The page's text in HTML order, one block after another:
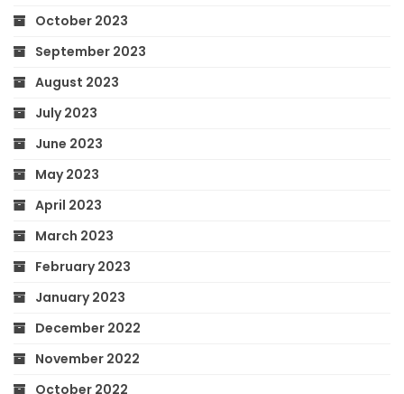
October 2023
September 2023
August 2023
July 2023
June 2023
May 2023
April 2023
March 2023
February 2023
January 2023
December 2022
November 2022
October 2022